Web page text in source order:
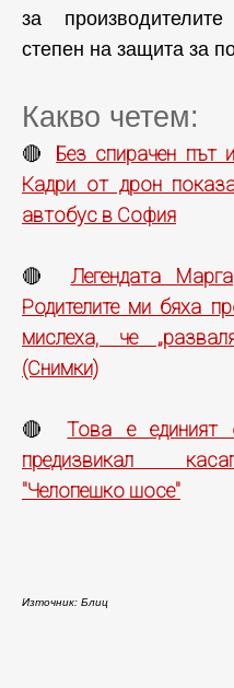
за
степен на защита за
Какво четем:
🔴
Без спирачен път
Кадри от дрон
автобус в София
🔴 Легендата
Родителите ми бяха
мислеха, че
(Снимки)
🔴Това е единият
предизвикал
"Челопешко шосе"
Източник: Блиц